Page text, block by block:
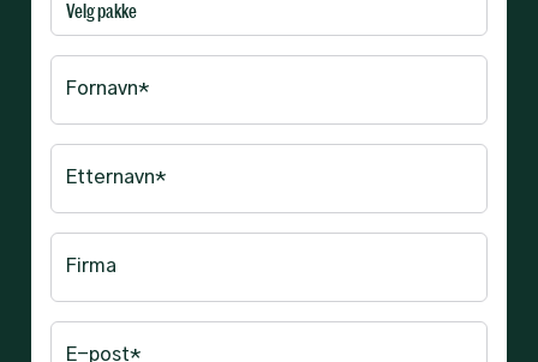
Fornavn*
Etternavn*
Firma
E-post*